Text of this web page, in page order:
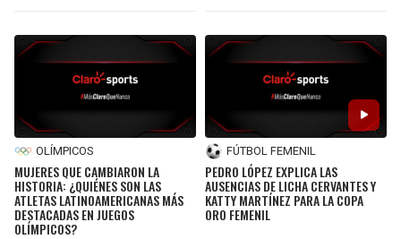
OLÍMPICOS
MUJERES QUE CAMBIARON LA
HISTORIA: ¿QUIÉNES SON LAS
ATLETAS LATINOAMERICANAS MÁS
DESTACADAS EN JUEGOS
OLÍMPICOS?
FÚTBOL FEMENIL
PEDRO LÓPEZ EXPLICA LAS
AUSENCIAS DE LICHA CERVANTES Y
KATTY MARTÍNEZ PARA LA COPA
ORO FEMENIL